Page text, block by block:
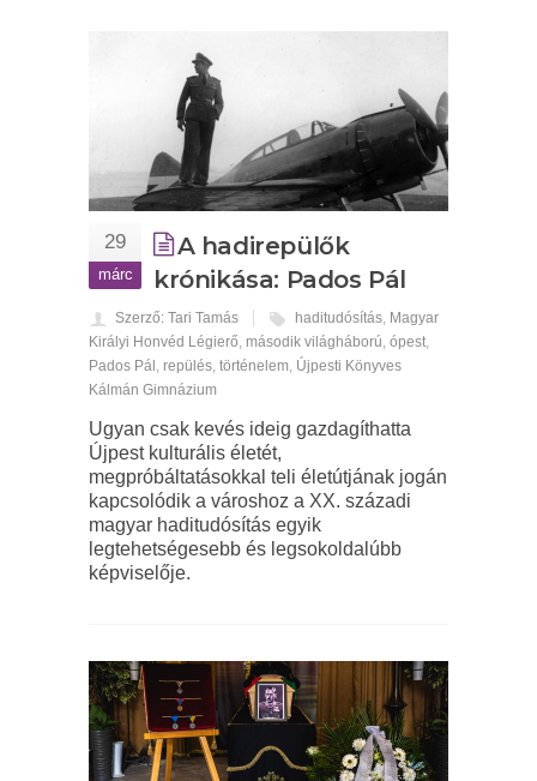
29
márc
A hadirepülők
krónikása: Pados Pál
Szerző: Tari Tamás haditudósítás, Magyar
Királyi Honvéd Légierő, második világháború, ópest,
Pados Pál , repülés, történelem, Újpesti Könyves
Kálmán Gimnázium
Ugyan csak kevés ideig gazdagíthatta
Újpest kulturális életét,
megpróbáltatásokkal teli életútjának jogán
kapcsolódik a városhoz a XX. századi
magyar haditudósítás egyik
legtehetségesebb és legsokoldalúbb
képviselője.